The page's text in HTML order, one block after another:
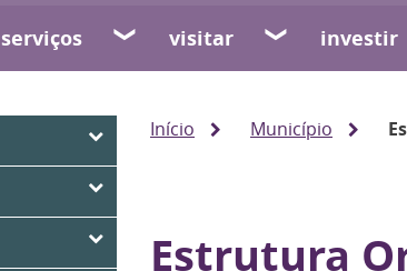
serviços visitar investir
Início Município
Estrutura